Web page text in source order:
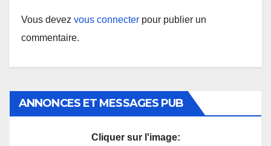
Vous devez vous connecter pour publier un
commentaire.
ANNONCES ET MESSAGES PUB
Cliquer sur l'image: